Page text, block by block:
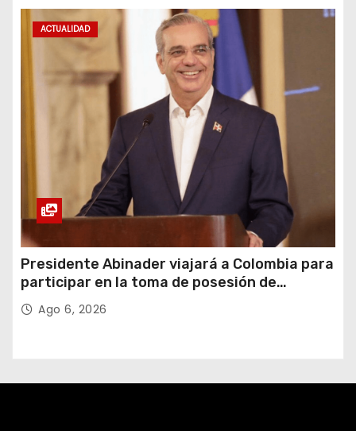
ACTUALIDAD
Presidente Abinader viajará a Colombia para
participar en la toma de posesión de
Abelardo de la Espriella
Ago 6, 2026